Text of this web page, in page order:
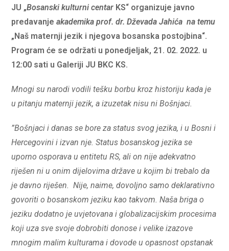
JU „Bosanski kulturni centar KS“ organizuje javno
predavanjeakademika prof. dr. Dževada Jahića na temu
„Naš maternji jezik i njegova bosanska postojbina“.
Program će se održati u ponedjeljak, 21. 02. 2022. u
12:00 sati u Galeriji JU BKC KS.
Mnogi su narodi vodili tešku borbu kroz historiju kada je
u pitanju maternji jezik, a izuzetak nisu ni Bošnjaci.
”Bošnjaci i danas se bore za status svog jezika, i u Bosni i
Hercegovini i izvan nje. Status bosanskog jezika se
uporno osporava u entitetu RS, ali on nije adekvatno
riješen ni u onim dijelovima države u kojim bi trebalo da
je davno riješen. Nije, naime, dovoljno samo deklarativno
govoriti o bosanskom jeziku kao takvom. Naša briga o
jeziku dodatno je uvjetovana i globalizacijskim procesima
koji uza sve svoje dobrobiti donose i velike izazove
mnogim malim kulturama i dovode u opasnost opstanak